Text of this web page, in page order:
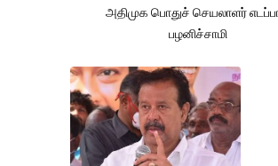
அதிமுக பொதுச் செயலாளர்
பழனிச்சாமி